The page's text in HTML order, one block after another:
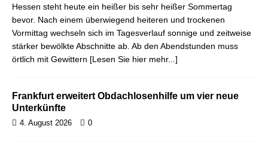
Hessen steht heute ein heißer bis sehr heißer Sommertag
bevor. Nach einem überwiegend heiteren und trockenen
Vormittag wechseln sich im Tagesverlauf sonnige und zeitweise
stärker bewölkte Abschnitte ab. Ab den Abendstunden muss
örtlich mit Gewittern [Lesen Sie hier mehr...]
Frankfurt erweitert Obdachlosenhilfe um vier neue
Unterkünfte
4. August 2026 0